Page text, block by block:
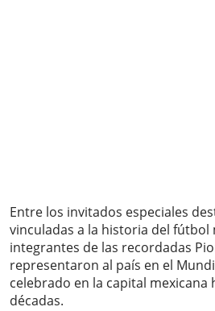
Entre los invitados especiales
vinculadas a la historia del fútbol
integrantes de las recordadas
representaron al país en el
celebrado en la capital mexicana
décadas.